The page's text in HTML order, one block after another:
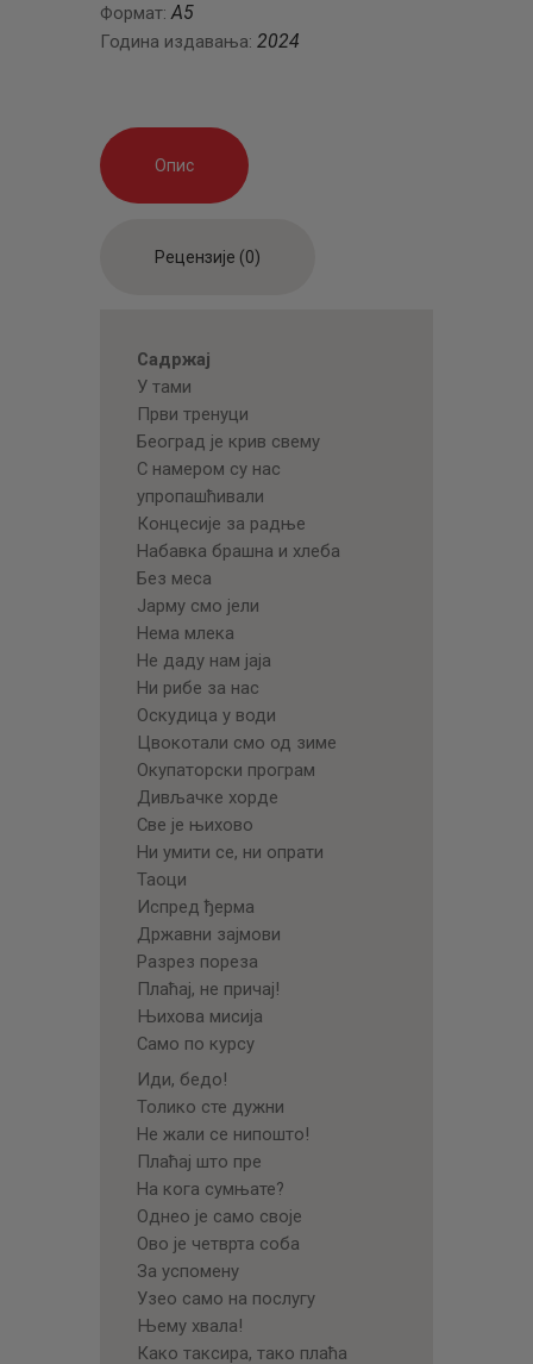
Формат:А5
Година издавања: 2024
Опис
Рецензије (0)
Садржај
У тами
Први тренуци
Београд је крив свему
С намером су нас
упропашћивали
Концесије за радње
Набавка брашна и хлеба
Без меса
Јарму смо јели
Нема млека
Не даду нам јаја
Ни рибе за нас
Оскудица у води
Цвокотали смо од зиме
Окупаторски програм
Дивљачке хорде
Све је њихово
Ни умити се, ни опрати
Таоци
Испред ђерма
Државни зајмови
Разрез пореза
Плаћај, не причај!
Њихова мисија
Само по курсу
Иди, бедо!
Толико сте дужни
Не жали се нипошто!
Плаћај што пре
На кога сумњате?
Однео је само своје
Ово је четврта соба
За успомену
Узео само на послугу
Њему хвала!
Како таксира, тако плаћа